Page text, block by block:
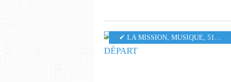
✔ LA MISSION, MUSIQUE, 516 ,